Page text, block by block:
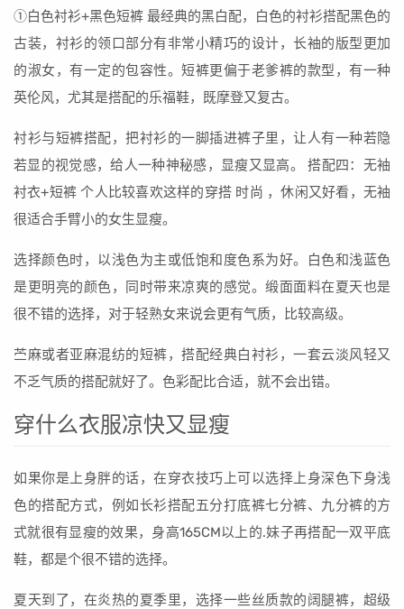
①白色衬衫+黑色短裤 最经典的黑白配，白色的衬衫搭配黑色的
古装，衬衫的领口部分有非常小精巧的设计，长袖的版型更加
的淑女，有一定的包容性。短裤更偏于老爹裤的款型，有一种
英伦风，尤其是搭配的乐福鞋，既摩登又复古。
衬衫与短裤搭配，把衬衫的一脚插进裤子里，让人有一种若隐
若显的视觉感，给人一种神秘感，显瘦又显高。 搭配四：无袖
衬衣+短裤 个人比较喜欢这样的穿搭 时尚 ，休闲又好看，无袖
很适合手臂小的女生显瘦。
选择颜色时，以浅色为主或低饱和度色系为好。白色和浅蓝色
是更明亮的颜色，同时带来凉爽的感觉。缎面面料在夏天也是
很不错的选择，对于轻熟女来说会更有气质，比较高级。
苎麻或者亚麻混纺的短裤，搭配经典白衬衫，一套云淡风轻又
不乏气质的搭配就好了。色彩配比合适，就不会出错。
穿什么衣服凉快又显瘦
如果你是上身胖的话，在穿衣技巧上可以选择上身深色下身浅
色的搭配方式，例如长衫搭配五分打底裤七分裤、九分裤的方
式就很有显瘦的效果，身高165CM以上的.妹子再搭配一双平底
鞋，都是个很不错的选择。
夏天到了，在炎热的夏季里，选择一些丝质款的阔腿裤，超级